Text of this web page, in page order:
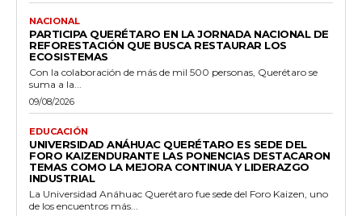
NACIONAL
PARTICIPA QUERÉTARO EN LA JORNADA NACIONAL DE
REFORESTACIÓN QUE BUSCA RESTAURAR LOS
ECOSISTEMAS
Con la colaboración de más de mil 500 personas, Querétaro se
suma a la...
09/08/2026
EDUCACIÓN
UNIVERSIDAD ANÁHUAC QUERÉTARO ES SEDE DEL
FORO KAIZENDURANTE LAS PONENCIAS DESTACARON
TEMAS COMO LA MEJORA CONTINUA Y LIDERAZGO
INDUSTRIAL
La Universidad Anáhuac Querétaro fue sede del Foro Kaizen, uno
de los encuentros más...